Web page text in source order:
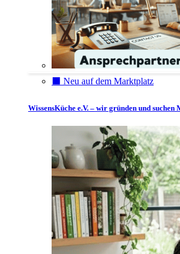
⬛️ Neu auf dem Marktplatz
WissensKüche e.V. – wir gründen und